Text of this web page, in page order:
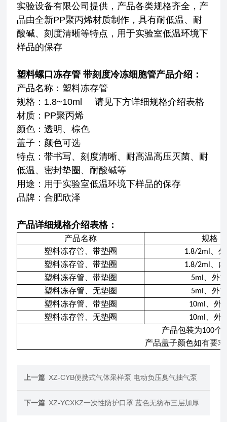
实验设备有限公司提供，产品各类规格齐全，产
品由全新PP聚丙烯材质制作，具有耐低温、耐
酸碱、刻度清晰等特点，用于实验室低温环境下
样品的保存
塑料螺口冻存管 带刻度冷冻细胞管产品介绍：
产品名称：塑料冻存管
规格：1.8~10ml 请见下方详细规格介绍表格
材质：PP聚丙烯
颜色：透明、棕色
盖子：颜色可选
特点：带书写、刻度清晰、耐高温高压灭菌、耐
低温、密封垫圈、耐酸碱等
用途：用于实验室低温环境下样品的保存
品牌：合肥欣泽
产品详细规格介绍表格：
产品名称
规格
塑料冻存管、带垫圈
1.8/2ml
、
塑料冻存管、带垫圈
1.8/2ml
、
塑料冻存管、带垫圈
5ml
、外
塑料冻存管、无垫圈
5ml
、外
塑料冻存管、带垫圈
10ml
、外
塑料冻存管、无垫圈
10ml
、外
产品包装为100个
产品盖子颜色如有要
上一篇 XZ-CYB便携式气体采样泵 电动负压臭气抽气泵
下一篇 XZ-YCXKZ一次性防护口罩 蓝色无纺布三层加厚